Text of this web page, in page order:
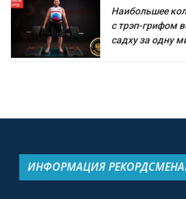
Наибольшее
с трэп-грифом
садху за одну
ИНФОРМАЦИЯ